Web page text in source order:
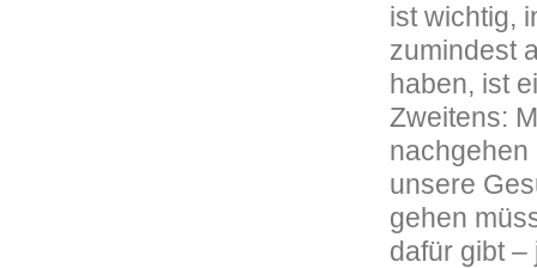
ist wichtig,
zumindest
haben, ist
Zweitens:
nachgehen
unsere
gehen
dafür gibt